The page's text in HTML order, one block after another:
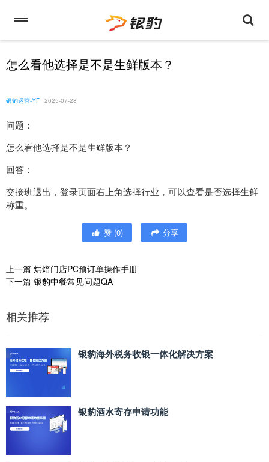
怎么看他选择是不是生鲜版本？
银豹运营-YF 2025-07-28
问题：
怎么看他选择是不是生鲜版本？
回答：
交接班退出，登录页面右上角选择行业，可以查看是否选择生鲜
称重。
赞 (0) 分享
上一篇 烘焙门店PC预订单操作手册
下一篇 银豹中餐常见问题QA
相关推荐
银豹海外税务收银一体化解决方案
银豹酒水寄存申请功能